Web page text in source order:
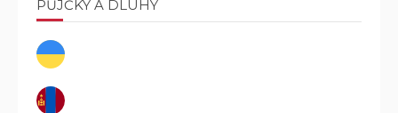
PŮJČKY A DLUHY